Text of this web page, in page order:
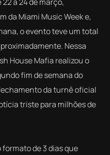
da Miami Music Week e,
o evento teve um total
Nessa
House Mafia realizou o
fim de semana do
da turnê oficial
triste para milhões de
de 3 dias que